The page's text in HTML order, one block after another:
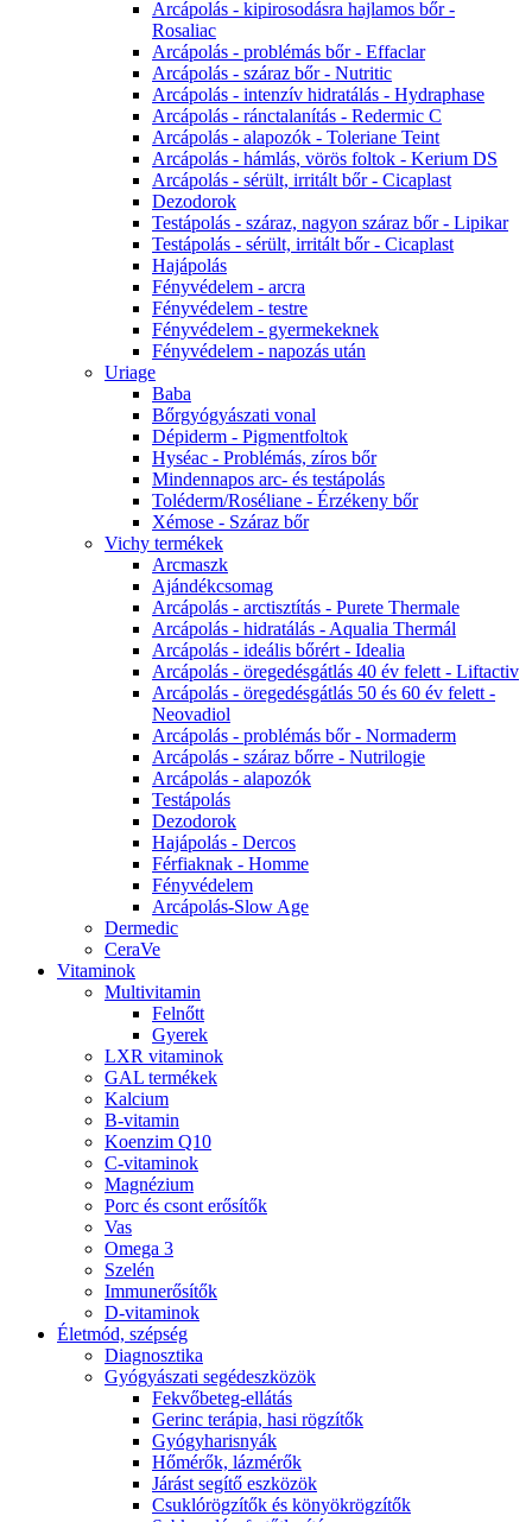
Arcápolás - kipirosodásra hajlamos bőr -
Rosaliac
Arcápolás - problémás bőr - Effaclar
Arcápolás - száraz bőr - Nutritic
Arcápolás - intenzív hidratálás - Hydraphase
Arcápolás - ránctalanítás - Redermic C
Arcápolás - alapozók - Toleriane Teint
Arcápolás - hámlás, vörös foltok - Kerium DS
Arcápolás - sérült, irritált bőr - Cicaplast
Dezodorok
Testápolás - száraz, nagyon száraz bőr - Lipikar
Testápolás - sérült, irritált bőr - Cicaplast
Hajápolás
Fényvédelem - arcra
Fényvédelem - testre
Fényvédelem - gyermekeknek
Fényvédelem - napozás után
Uriage
Baba
Bőrgyógyászati vonal
Dépiderm - Pigmentfoltok
Hyséac - Problémás, zíros bőr
Mindennapos arc- és testápolás
Toléderm/Roséliane - Érzékeny bőr
Xémose - Száraz bőr
Vichy termékek
Arcmaszk
Ajándékcsomag
Arcápolás - arctisztítás - Purete Thermale
Arcápolás - hidratálás - Aqualia Thermál
Arcápolás - ideális bőrért - Idealia
Arcápolás - öregedésgátlás 40 év felett - Liftactiv
Arcápolás - öregedésgátlás 50 és 60 év felett -
Neovadiol
Arcápolás - problémás bőr - Normaderm
Arcápolás - száraz bőrre - Nutrilogie
Arcápolás - alapozók
Testápolás
Dezodorok
Hajápolás - Dercos
Férfiaknak - Homme
Fényvédelem
Arcápolás-Slow Age
Dermedic
CeraVe
Vitaminok
Multivitamin
Felnőtt
Gyerek
LXR vitaminok
GAL termékek
Kalcium
B-vitamin
Koenzim Q10
C-vitaminok
Magnézium
Porc és csont erősítők
Vas
Omega 3
Szelén
Immunerősítők
D-vitaminok
Életmód, szépség
Diagnosztika
Gyógyászati segédeszközök
Fekvőbeteg-ellátás
Gerinc terápia, hasi rögzítők
Gyógyharisnyák
Hőmérők, lázmérők
Járást segítő eszközök
Csuklórögzítők és könyökrögzítők